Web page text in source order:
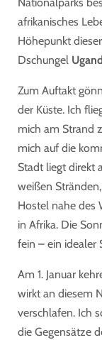
Nationalparks
afrikanisches
Höhepunkt
Dschungel
Zum Auftakt
der Küste. Ich
mich am Strand
mich auf die
Stadt liegt direkt
weißen
Hostel nahe des
in Afrika. Die
fein – ein idealer
Am 1. Januar
wirkt an diesem
verschlafen. Ich
die Gegensätze